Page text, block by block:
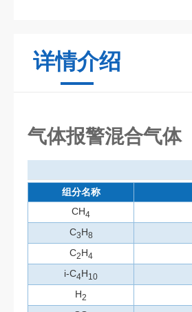
详情介绍
气体报警混合气体
组分名称
CH4
C3H8
C2H4
i-C4H10
H2